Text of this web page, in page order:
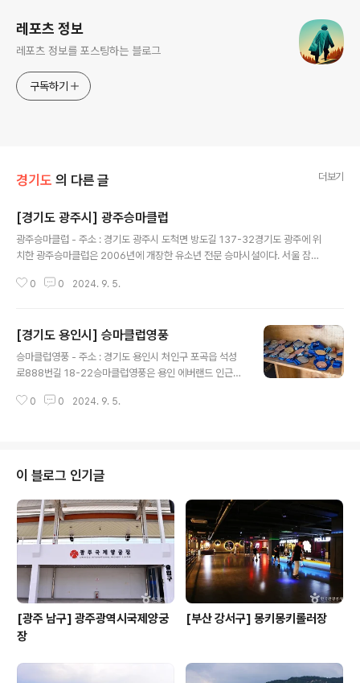
레포츠 정보
레포츠 정보를 포스팅하는 블로그
구독하기
경기도 의 다른 글 더보기
[경기도 광주시] 광주승마클럽
광주승마클럽 - 주소 : 경기도 광주시 도척면 방도길 137-32경기도 광주에 위
치한 광주승마클럽은 2006년에 개장한 유소년 전문 승마시설이다. 서울 잠실
발효된 후 경기도에 첫 번째로 생긴 농어촌승마장으로 말산업 표준화 매뉴얼에
이 준비되어 있다. 실내.외 마장 시설을 갖추었으며 현재 대학교수로 출강하고
있는 대표와 수준높은 코치진의 친절한 레슨이 방문객들의 만족감을 선사하고
있다. 승마장에 방문할 때는 안전을 위해 긴바지와 긴양말을 착용하는 것이 좋
0 0 2024. 9. 5.
[경기도 용인시] 승마클럽영풍
승마클럽영풍 - 주소 : 경기도 용인시 처인구 포곡읍 석성
로888번길 18-22승마클럽영풍은 용인 에버랜드 인근에
원형마장도 지붕이 설치되어 날씨와 상관없이 승마를 즐길
에서 체계적으로 관리를 받고 있고, 실외에도 방목장이 있
어 말이 스트레스를 덜 받도록 하여 고객과 말 모두 즐겁게
승마를 할 수 있다. 승마용품은 모두 대여 가능하다.주변에
는 에버랜드, 캐리비안베이 외에도 석성산, 전대리 선사유
적 등이 있어 연계하여 관광할 수 있다. 주변이 한적하면서
도 접근성이 좋은 것 역시 이 승..
0 0 2024. 9. 5.
이 블로그 인기글
[광주 남구] 광주광역시국제양궁
장
[부산 강서구] 몽키몽키롤러장